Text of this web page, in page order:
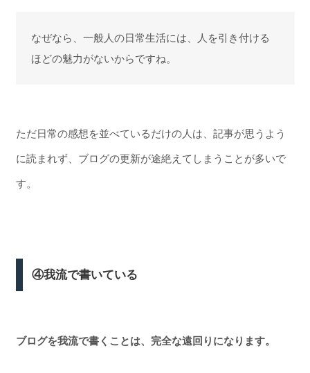
なぜなら、一般人の日常生活には、人を引き付ける
ほどの魅力がないからですね。
ただ日常の感想を並べているだけの人は、記事が思うよう
に読まれず、ブログの更新が途絶えてしまうことが多いで
す。
④我流で書いている
ブログを我流で書くことは、 完全な遠回りになります。